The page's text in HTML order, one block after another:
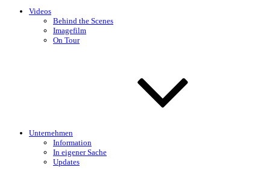
Videos
Behind the Scenes
Imagefilm
On Tour
Unternehmen
Information
In eigener Sache
Updates